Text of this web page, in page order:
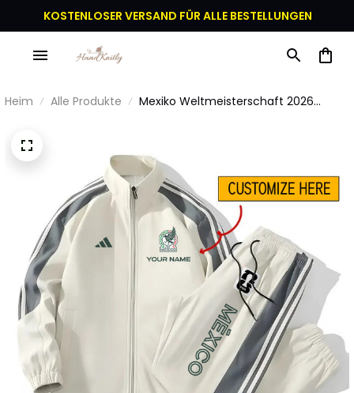
KOSTENLOSER VERSAND FÜR ALLE BESTELLUNGEN
Heim Alle Produkte
Mexiko Weltmeisterschaft 2026